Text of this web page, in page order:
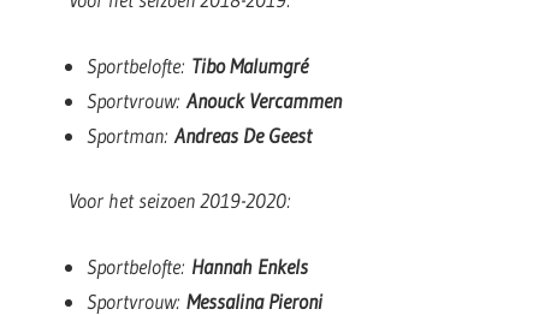
Sportbelofte: Tibo Malumgré
Sportvrouw:Anouck Vercammen
Sportman:Andreas De Geest
Voor het seizoen 2019-2020:
Sportbelofte: Hannah Enkels
Sportvrouw:Messalina Pieroni